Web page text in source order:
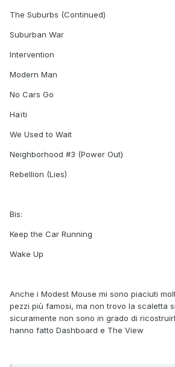
The Suburbs (Continued)
Suburban War
Intervention
Modern Man
No Cars Go
Haïti
We Used to Wait
Neighborhood #3 (Power Out)
Rebellion (Lies)
Bis:
Keep the Car Running
Wake Up
Anche i Modest Mouse mi sono piaciuti
pezzi più famosi, ma non trovo la scaletta
sicuramente non sono in grado di
hanno fatto Dashboard e The View